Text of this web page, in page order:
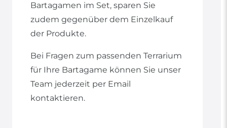
Bartagamen im Set, sparen Sie
zudem gegenüber dem Einzelkauf
der Produkte.
Bei Fragen zum passenden Terrarium
für Ihre Bartagame können Sie unser
Team jederzeit per Email
kontaktieren.